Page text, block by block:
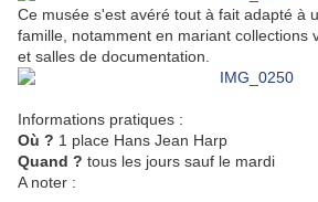
Ce musée s'est avéré tout à fait adapté à
famille, notamment en mariant collections
et salles de documentation.
Informations pratiques :
Où ? 1 place Hans Jean Harp
Quand ? tous les jours sauf le mardi
A noter :